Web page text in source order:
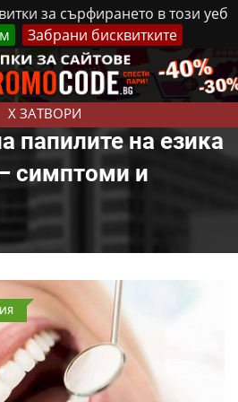
за сърфирането в този уеб
Забрани бисквитките
X ЗАТВОРИ
2026 Реклама Контакти
папилите на езика
симптоми и